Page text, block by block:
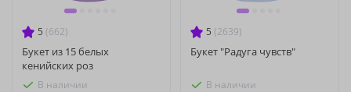
5 (662)
Букет из 15 белых
кенийских роз
В наличии
5 (2639)
Букет "Радуга чувств"
В наличии